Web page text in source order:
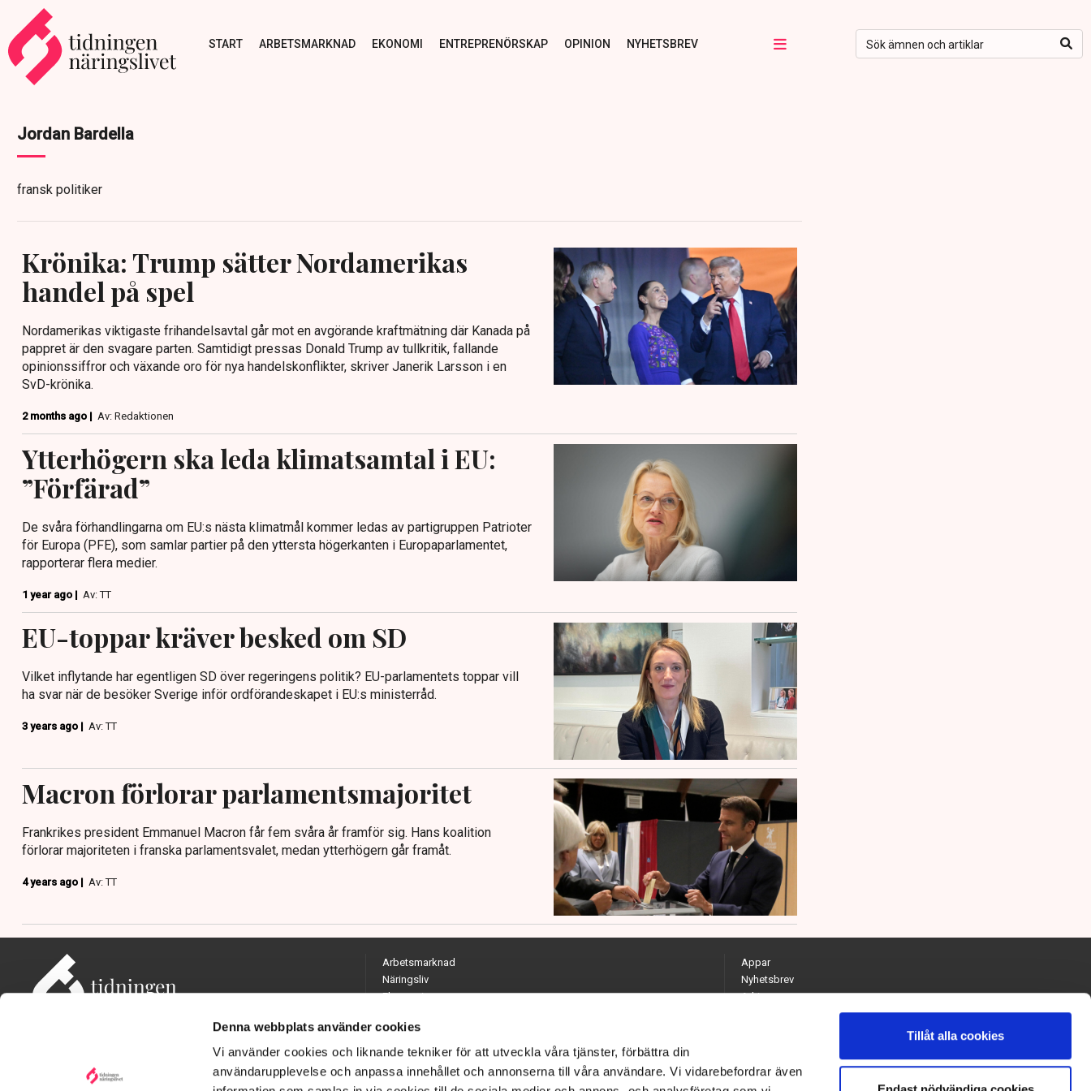
Denna webbplats använder cookies
Vi använder cookies och liknande tekniker för att utveckla våra tjänster, förbättra din
användarupplevelse och anpassa innehållet och annonserna till våra användare. Vi vidarebefordrar även
Tillåt alla cookies
START ARBETSMARKNAD EKONOMI ENTREPRENÖRSKAP OPINION NYHETSBREV
Jordan Bardella
fransk politiker
Krönika: Trump sätter Nordamerikas
handel på spel
Nordamerikas viktigaste frihandelsavtal går mot en avgörande kraftmätning där Kanada på
pappret är den svagare parten. Samtidigt pressas Donald Trump av tullkritik, fallande
opinionssiffror och växande oro för nya handelskonflikter, skriver Janerik Larsson i en
SvD-krönika.
2 months ago | Av: Redaktionen
Ytterhögern ska leda klimatsamtal i EU:
”Förfärad”
De svåra förhandlingarna om EU:s nästa klimatmål kommer ledas av partigruppen Patrioter
för Europa (PFE), som samlar partier på den yttersta högerkanten i Europaparlamentet,
rapporterar flera medier.
1 year ago | Av: TT
EU-toppar kräver besked om SD
Vilket inflytande har egentligen SD över regeringens politik? EU-parlamentets toppar vill
ha svar när de besöker Sverige inför ordförandeskapet i EU:s ministerråd.
3 years ago | Av: TT
Macron förlorar parlamentsmajoritet
Frankrikes president Emmanuel Macron får fem svåra år framför sig. Hans koalition
förlorar majoriteten i franska parlamentsvalet, medan ytterhögern går framåt.
4 years ago | Av: TT
Arbetsmarknad
Näringsliv
Ekonomi
Opinion
Hållbarhet
Utrikes
Appar
Nyhetsbrev
Arkiv
Kontakta redaktionen
Chefredaktör och ansvarig utgivare: